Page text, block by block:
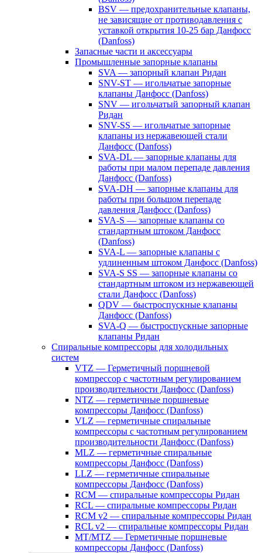
BSV — предохранительные клапаны,
не зависящие от противодавления с
уставкой открытия 10-25 бар Данфосс
(Danfoss)
Запасные части и аксессуары
Промышленные запорные клапаны
SVA — запорный клапан Ридан
SNV-ST — игольчатые запорные
клапаны Данфосс (Danfoss)
SNV — игольчатый запорный клапан
Ридан
SNV-SS — игольчатые запорные
клапаны из нержавеющей стали
Данфосс (Danfoss)
SVA-DL — запорные клапаны для
работы при малом перепаде давления
Данфосс (Danfoss)
SVA-DH — запорные клапаны для
работы при большом перепаде
давления Данфосс (Danfoss)
SVA-S — запорные клапаны со
стандартным штоком Данфосс
(Danfoss)
SVA-L — запорные клапаны с
удлиненным штоком Данфосс (Danfoss)
SVA-S SS — запорные клапаны со
стандартным штоком из нержавеющей
стали Данфосс (Danfoss)
QDV — быстроспускные клапаны
Данфосс (Danfoss)
SVA-Q — быстроспускные запорные
клапаны Ридан
Спиральные компрессоры для холодильных
систем
VTZ — Герметичный поршневой
компрессор с частотным регулированием
производительности Данфосс (Danfoss)
NTZ — герметичные поршневые
компрессоры Данфосс (Danfoss)
VLZ — герметичные спиральные
компрессоры с частотным регулированием
производительности Данфосс (Danfoss)
MLZ — герметичные спиральные
компрессоры Данфосс (Danfoss)
LLZ — герметичные спиральные
компрессоры Данфосс (Danfoss)
RCM — спиральные компрессоры Ридан
RCL — спиральные компрессоры Ридан
RCM v2 — спиральные компрессоры Ридан
RCL v2 — спиральные компрессоры Ридан
MT/MTZ — Герметичные поршневые
компрессоры Данфосс (Danfoss)